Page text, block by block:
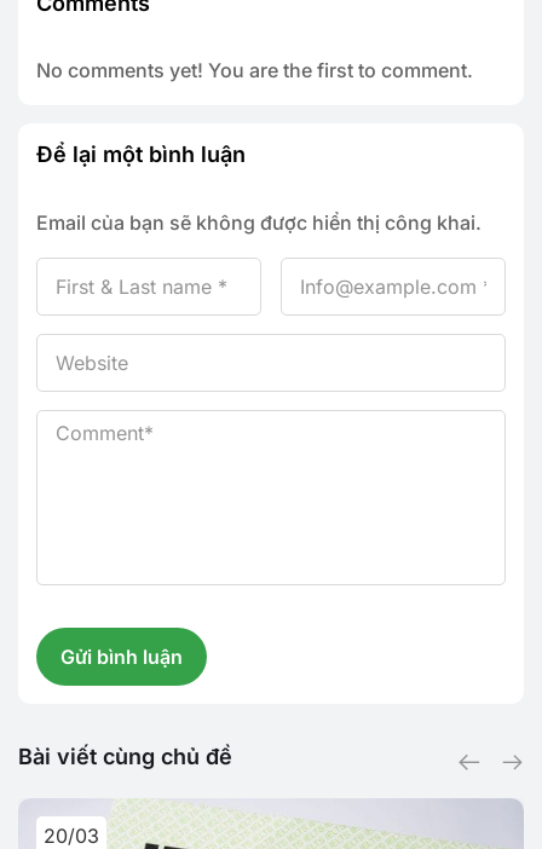
No comments yet! You are the first to comment.
Để lại một bình luận
Email của bạn sẽ không được hiển thị công khai.
Bài viết cùng chủ đề
20/03